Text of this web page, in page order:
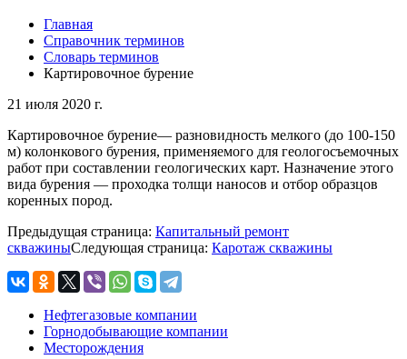
Главная
Справочник терминов
Словарь терминов
Картировочное бурение
21 июля 2020 г.
Картировочное бурение— разновидность мелкого (до 100-150
м) колонкового бурения, применяемого для геологосъемочных
работ при составлении геологических карт. Назначение этого
вида бурения — проходка толщи наносов и отбор образцов
коренных пород.
Предыдущая страница: Капитальный ремонт
скважиныСледующая страница: Каротаж скважины
Нефтегазовые компании
Горнодобывающие компании
Месторождения